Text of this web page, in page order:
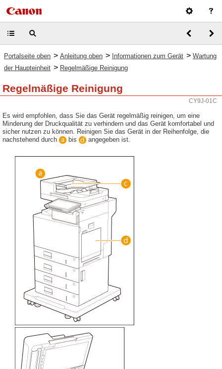
Portalseite oben > Anleitung oben > Informationen zum Gerät > Wartung
der Haupteinheit > Regelmäßige Reinigung
Regelmäßige Reinigung
CY9J-01C
Es wird empfohlen, dass Sie das Gerät regelmäßig reinigen, um eine
Minderung der Druckqualität zu verhindern und das Gerät komfortabel und
sicher nutzen zu können. Reinigen Sie das Gerät in der Reihenfolge, die
nachstehend durch
bis angegeben ist.